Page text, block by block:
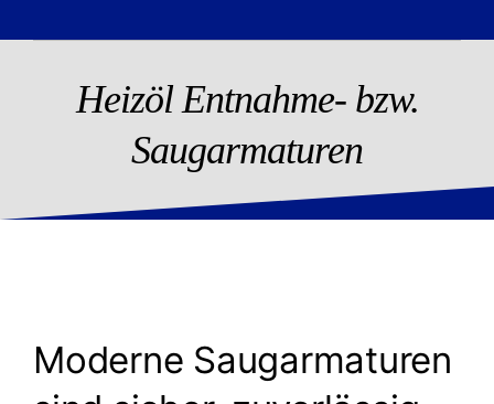
Kontakt
Heizöl Entnahme- bzw.
Saugarmaturen
Moderne Saugarmaturen